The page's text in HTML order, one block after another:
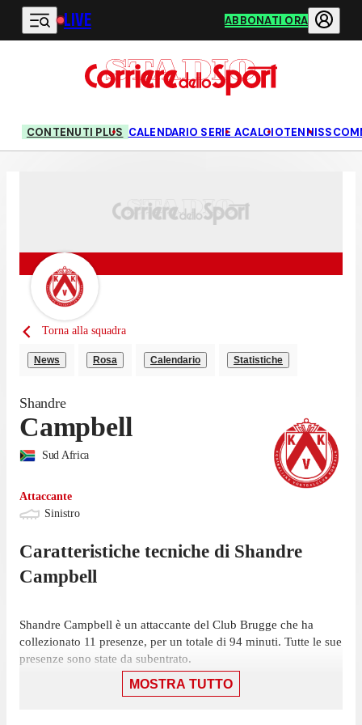
Vai al contenuto principale
LIVE ABBONATI ORA
CONTENUTI PLUS CALENDARIO SERIE ACALCIOTENNIS
Torna alla squadra
News Rosa Calendario Statistiche
Shandre
Campbell
Sud Africa
Attaccante
Sinistro
Caratteristiche tecniche di Shandre
Campbell
Shandre Campbell è un attaccante del Club Brugge che ha
collezionato 11 presenze, per un totale di 94 minuti. Tutte le sue
presenze sono state da subentrato.
Campbell ha giocato la sua ultima partita il 6 aprile, con il Club
MOSTRA TUTTO